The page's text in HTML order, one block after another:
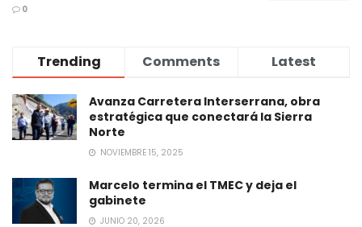
0
Trending Comments Latest
Avanza Carretera Interserrana, obra
estratégica que conectará la Sierra
Norte
NOVIEMBRE 15, 2025
Marcelo termina el TMEC y deja el
gabinete
JUNIO 20, 2026